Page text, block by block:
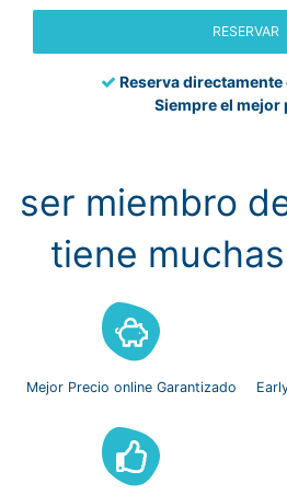
RESERVAR
Reserva
Siempre el mejor
ser miembro
tiene
Mejor Precio online Garantizado